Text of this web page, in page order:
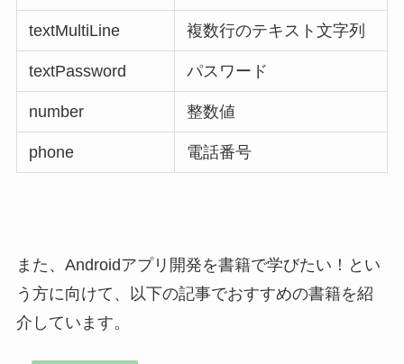
textMultiLine 複数行のテキスト文字列
textPassword パスワード
number 整数値
phone 電話番号
また、Androidアプリ開発を書籍で学びたい！とい
う方に向けて、以下の記事でおすすめの書籍を紹
介しています。